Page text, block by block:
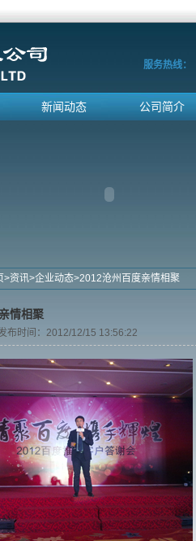
服务热线：
公司简介
新闻动态
>资讯>企业动态>2012沧州百度亲情相聚
情相聚
布时间：2012/12/15 13:56:22